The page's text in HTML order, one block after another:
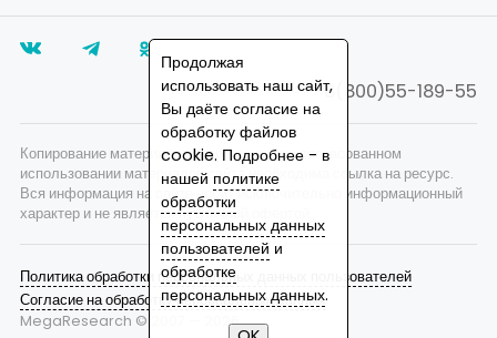
8(800)55-189-55
Политика обработки персональных данных пользователей
Согласие на обработку персональных данных
MegaResearch © 2007 —
2026
Копирование материалов запрещено, при согласованном
использовании материалов сайта необходима ссылка на ресурс.
Вся информация на сайте носит исключительно информационный
характер и не является публичной офертой.
Продолжая
использовать наш сайт,
Вы даёте согласие на
обработку файлов
cookie. Подробнее - в
нашей политике
обработки
персональных данных
пользователей и
обработке
персональных данных.